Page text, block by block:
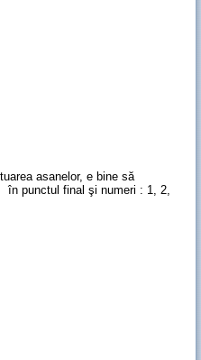
asanelor, e bine să
punctul final şi numeri : 1, 2,